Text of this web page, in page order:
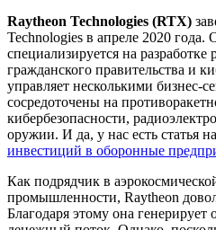
Raytheon Technologies (RTX)
Technologies в апреле 2020
специализируется на
гражданского правительства и
управляет несколькими бизнес-
сосредоточены на
кибербезопасности,
оружии. И да, у нас есть статья
инвестиций в оборонные
Как подрядчик в
промышленности, Raytheon
Благодаря этому она генерирует